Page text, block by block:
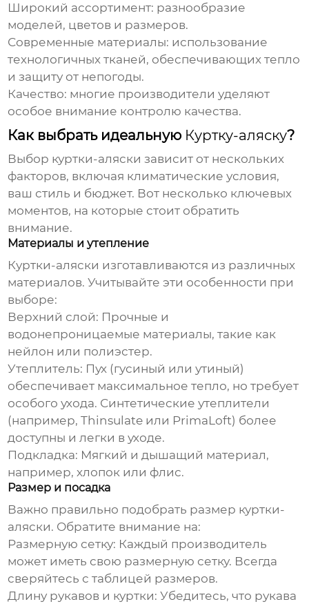
Широкий ассортимент: разнообразие
моделей, цветов и размеров.
Современные материалы: использование
технологичных тканей, обеспечивающих тепло
и защиту от непогоды.
Качество: многие производители уделяют
особое внимание контролю качества.
Как выбрать идеальную Куртку-аляску?
Выбор куртки-аляски зависит от нескольких
факторов, включая климатические условия,
ваш стиль и бюджет. Вот несколько ключевых
моментов, на которые стоит обратить
внимание.
Материалы и утепление
Куртки-аляски изготавливаются из различных
материалов. Учитывайте эти особенности при
выборе:
Верхний слой: Прочные и
водонепроницаемые материалы, такие как
нейлон или полиэстер.
Утеплитель: Пух (гусиный или утиный)
обеспечивает максимальное тепло, но требует
особого ухода. Синтетические утеплители
(например, Thinsulate или PrimaLoft) более
доступны и легки в уходе.
Подкладка: Мягкий и дышащий материал,
например, хлопок или флис.
Размер и посадка
Важно правильно подобрать размер куртки-
аляски. Обратите внимание на:
Размерную сетку: Каждый производитель
может иметь свою размерную сетку. Всегда
сверяйтесь с таблицей размеров.
Длину рукавов и куртки: Убедитесь, что рукава